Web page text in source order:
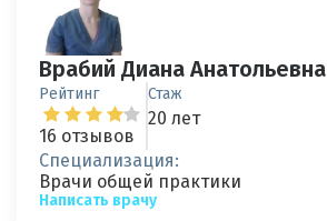
Врабий Диана Анатольевна
Рейтинг
16 отзывов
Стаж
20 лет
Специализация:
Врачи общей практики
Написать врачу